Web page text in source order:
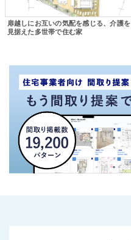
扉越しにお互いの気配を感じる、介護を
見据えた多世帯で住む家